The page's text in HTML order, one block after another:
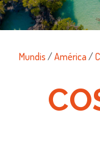
Mundis /América /